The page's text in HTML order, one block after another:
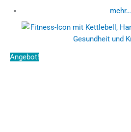
mehr…
Angebot!